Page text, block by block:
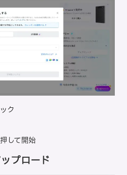
ク
して開始
プロード